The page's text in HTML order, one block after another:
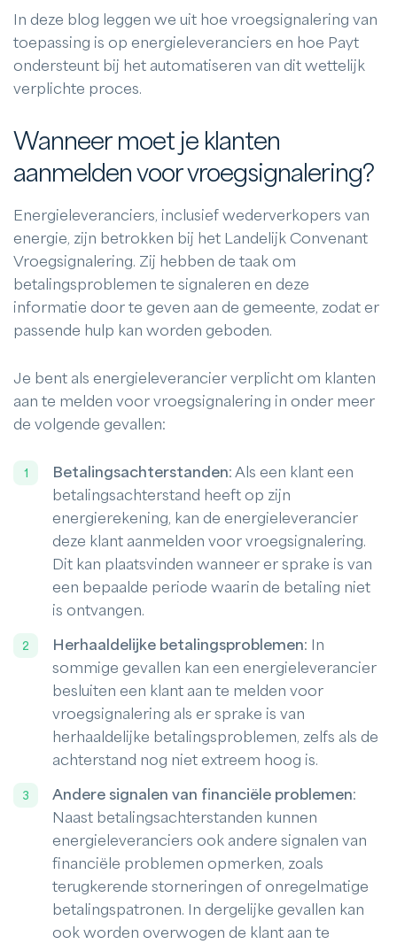
In deze blog leggen we uit hoe vroegsignalering van
toepassing is op energieleveranciers en hoe Payt
ondersteunt bij het automatiseren van dit wettelijk
verplichte proces.
Wanneer moet je klanten
aanmelden voor vroegsignalering?
Energieleveranciers, inclusief wederverkopers van
energie, zijn betrokken bij het Landelijk Convenant
Vroegsignalering. Zij hebben de taak om
betalingsproblemen te signaleren en deze
informatie door te geven aan de gemeente, zodat er
passende hulp kan worden geboden.
Je bent als energieleverancier verplicht om klanten
aan te melden voor vroegsignalering in onder meer
de volgende gevallen:
Betalingsachterstanden: Als een klant een
betalingsachterstand heeft op zijn
energierekening, kan de energieleverancier
deze klant aanmelden voor vroegsignalering.
Dit kan plaatsvinden wanneer er sprake is van
een bepaalde periode waarin de betaling niet
is ontvangen.
Herhaaldelijke betalingsproblemen: In
sommige gevallen kan een energieleverancier
besluiten een klant aan te melden voor
vroegsignalering als er sprake is van
herhaaldelijke betalingsproblemen, zelfs als de
achterstand nog niet extreem hoog is.
Andere signalen van financiële problemen:
Naast betalingsachterstanden kunnen
energieleveranciers ook andere signalen van
financiële problemen opmerken, zoals
terugkerende storneringen of onregelmatige
betalingspatronen. In dergelijke gevallen kan
ook worden overwogen de klant aan te